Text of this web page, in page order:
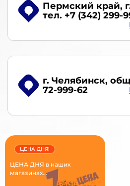
Пермский край,
тел. +7 (342) 299-
г. Челябинск,
72-999-62
ЦЕНА ДНЯ в наших
магазинах...
ЦЕНА ДНЯ!